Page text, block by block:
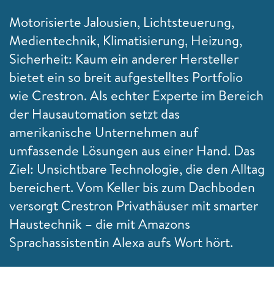
Motorisierte Jalousien, Lichtsteuerung,
Medientechnik, Klimatisierung, Heizung,
Sicherheit: Kaum ein anderer Hersteller
bietet ein so breit aufgestelltes Portfolio
wie Crestron. Als echter Experte im Bereich
der Hausautomation setzt das
amerikanische Unternehmen auf
umfassende Lösungen aus einer Hand. Das
Ziel: Unsichtbare Technologie, die den Alltag
bereichert. Vom Keller bis zum Dachboden
versorgt Crestron Privathäuser mit smarter
Haustechnik – die mit Amazons
Sprachassistentin Alexa aufs Wort hört.